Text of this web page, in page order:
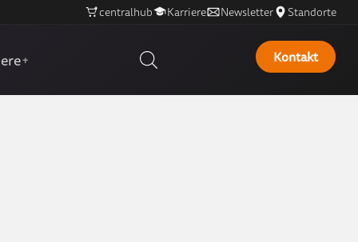
centralhub Karriere Newsletter Standorte
+ Kontakt